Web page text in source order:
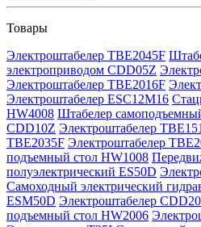
Товары
Электроштабелер TBE2045F
электроприводом CDD05Z
Электроштабелер TBE2016F
Электроштабелер ESC12M16
HW4008 Штабелер
CDD10Z Электроштабелер
TBE2035F Электроштабелер
подъемный стол HW1008
полуэлектрический ES50D
Самоходный электрический
ESM50D Электроштабелер
подъемный стол HW2006